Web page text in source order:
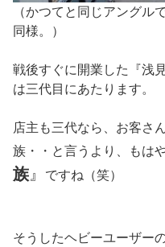
（かつてと同じアングル
同様。）
戦後すぐに開業した『浅
は三代目にあたります。
店主も三代なら、お客さ
族・・と言うより、もは
族 』 ですね（笑）
そうしたヘビーユーザー